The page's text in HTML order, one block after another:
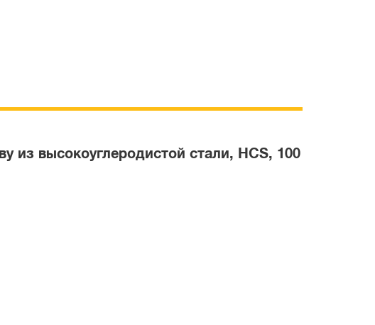
из высокоуглеродистой стали, HCS, 100